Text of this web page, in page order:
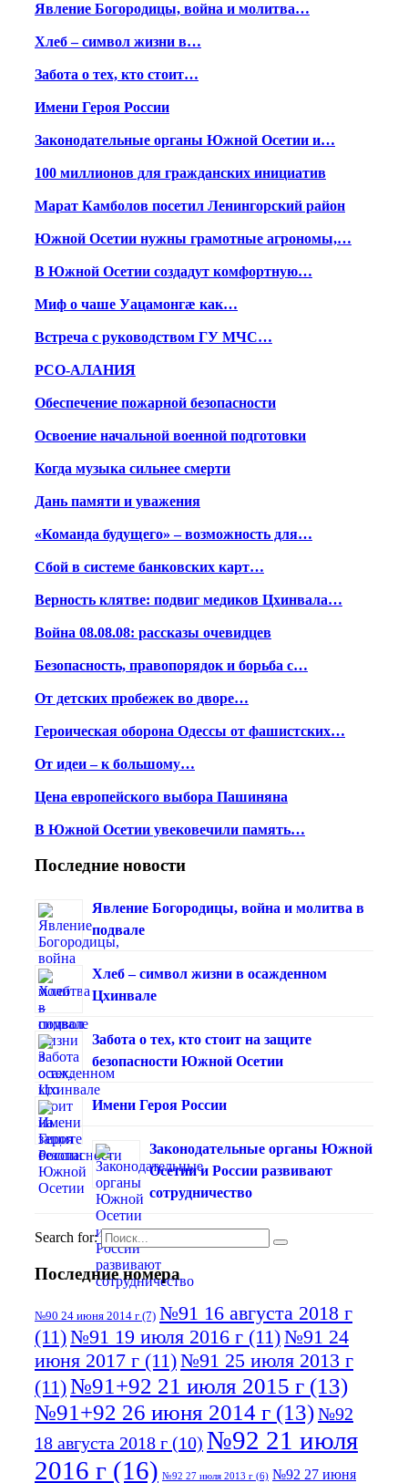
Явление Богородицы, война и молитва…
Хлеб – символ жизни в…
Забота о тех, кто стоит…
Имени Героя России
Законодательные органы Южной Осетии и…
100 миллионов для гражданских инициатив
Марат Камболов посетил Ленингорский район
Южной Осетии нужны грамотные агрономы,…
В Южной Осетии создадут комфортную…
Миф о чаше Уацамонгæ как…
Встреча с руководством ГУ МЧС…
РСО-АЛАНИЯ
Обеспечение пожарной безопасности
Освоение начальной военной подготовки
Когда музыка сильнее смерти
Дань памяти и уважения
«Команда будущего» – возможность для…
Сбой в системе банковских карт…
Верность клятве: подвиг медиков Цхинвала…
Война 08.08.08: рассказы очевидцев
Безопасность, правопорядок и борьба с…
От детских пробежек во дворе…
Героическая оборона Одессы от фашистских…
От идеи – к большому…
Цена европейского выбора Пашиняна
В Южной Осетии увековечили память…
Последние новости
Явление Богородицы, война и молитва в
подвале
Хлеб – символ жизни в осажденном
Цхинвале
Забота о тех, кто стоит на защите
безопасности Южной Осетии
Имени Героя России
Законодательные органы Южной
Осетии и России развивают
сотрудничество
Search for:
Последние номера
№90 24 июня 2014 г (7) №91 16 августа 2018 г
(11)№91 19 июля 2016 г (11)№91 24
июня 2017 г (11)№91 25 июля 2013 г
(11)№91+92 21 июля 2015 г (13)
№91+92 26 июня 2014 г (13)№92
18 августа 2018 г (10) №92 21 июля
2016 г (16) №92 27 июля 2013 г (6) №92 27 июня